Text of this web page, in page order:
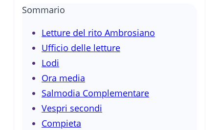
Sommario
Letture del rito Ambrosiano
Ufficio delle letture
Lodi
Ora media
Salmodia Complementare
Vespri secondi
Compieta